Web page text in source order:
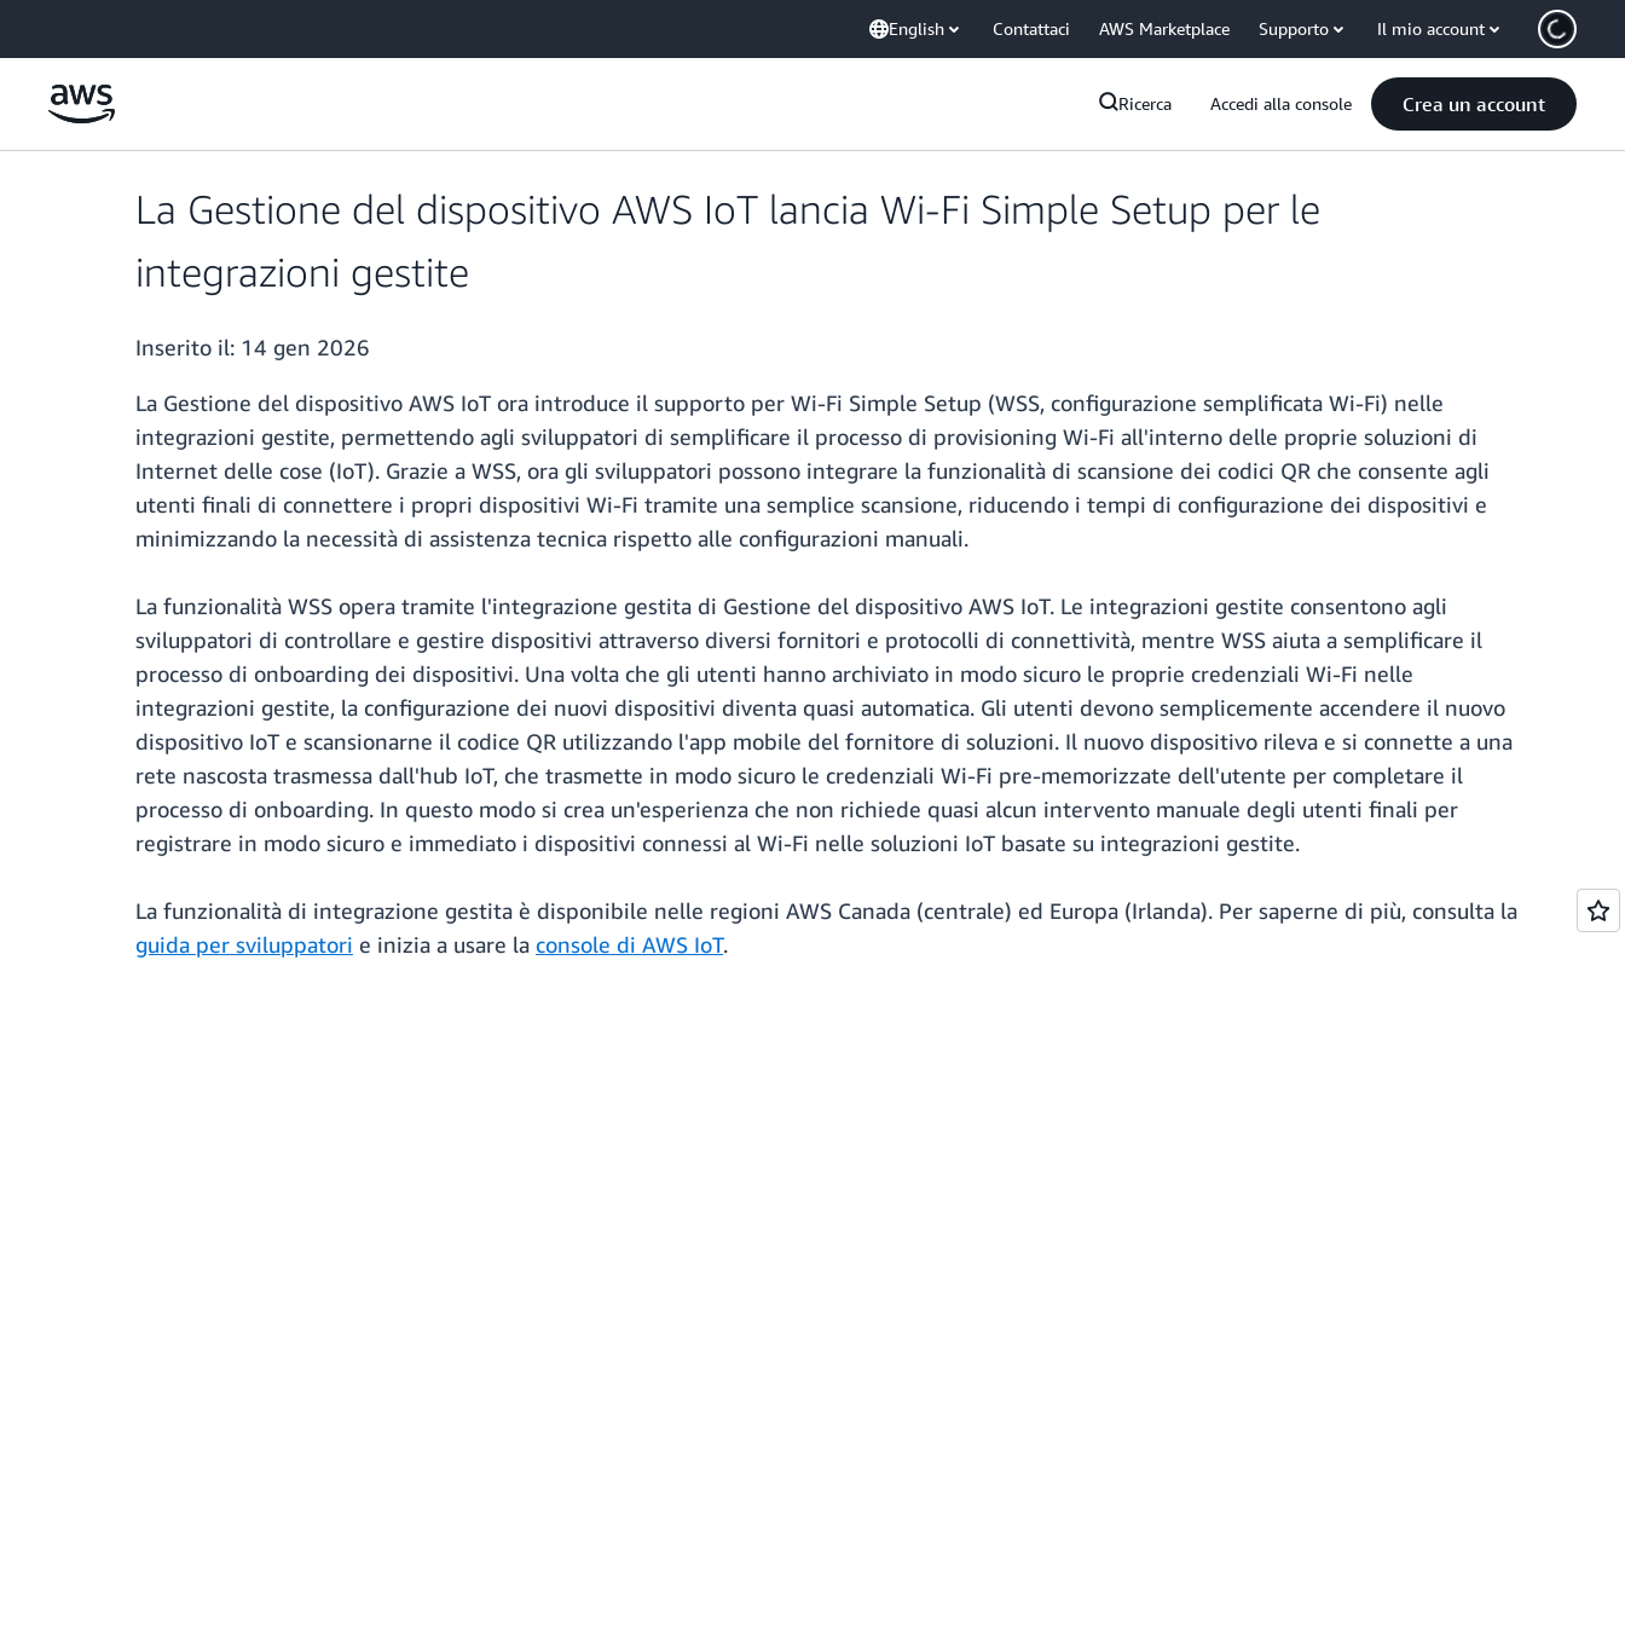
English Contattaci AWS Marketplace Supporto Il mio account
Ricerca Accedi alla console Crea un account
La Gestione del dispositivo AWS IoT lancia Wi-Fi Simple Setup per le
integrazioni gestite
Inserito il: 14 gen 2026
La Gestione del dispositivo AWS IoT ora introduce il supporto per Wi-Fi Simple Setup (WSS, configurazione semplificata Wi-Fi) nelle
integrazioni gestite, permettendo agli sviluppatori di semplificare il processo di provisioning Wi-Fi all'interno delle proprie soluzioni di
Internet delle cose (IoT). Grazie a WSS, ora gli sviluppatori possono integrare la funzionalità di scansione dei codici QR che consente agli
utenti finali di connettere i propri dispositivi Wi-Fi tramite una semplice scansione, riducendo i tempi di configurazione dei dispositivi e
minimizzando la necessità di assistenza tecnica rispetto alle configurazioni manuali.
La funzionalità WSS opera tramite l'integrazione gestita di Gestione del dispositivo AWS IoT. Le integrazioni gestite consentono agli
sviluppatori di controllare e gestire dispositivi attraverso diversi fornitori e protocolli di connettività, mentre WSS aiuta a semplificare il
processo di onboarding dei dispositivi. Una volta che gli utenti hanno archiviato in modo sicuro le proprie credenziali Wi-Fi nelle
integrazioni gestite, la configurazione dei nuovi dispositivi diventa quasi automatica. Gli utenti devono semplicemente accendere il nuovo
dispositivo IoT e scansionarne il codice QR utilizzando l'app mobile del fornitore di soluzioni. Il nuovo dispositivo rileva e si connette a una
rete nascosta trasmessa dall'hub IoT, che trasmette in modo sicuro le credenziali Wi-Fi pre-memorizzate dell'utente per completare il
processo di onboarding. In questo modo si crea un'esperienza che non richiede quasi alcun intervento manuale degli utenti finali per
registrare in modo sicuro e immediato i dispositivi connessi al Wi-Fi nelle soluzioni IoT basate su integrazioni gestite.
La funzionalità di integrazione gestita è disponibile nelle regioni AWS Canada (centrale) ed Europa (Irlanda). Per saperne di più, consulta la
guida per sviluppatori e inizia a usare la console di AWS IoT.